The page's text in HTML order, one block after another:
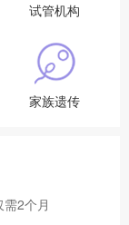
试管机构
家族遗传
2个月